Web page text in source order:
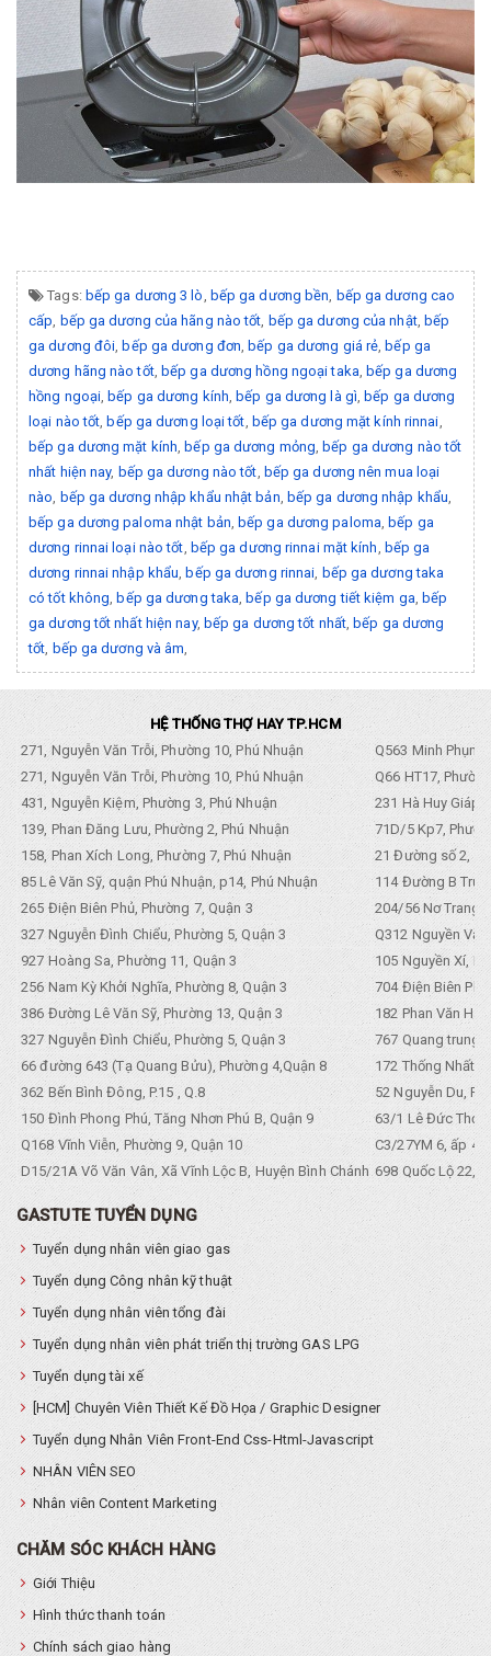
Tags: bếp ga dương 3 lò bếp ga dương bền
bếp ga dương cao
cấp
bếp ga dương của hãng nào tốt bếp ga dương của nhật, bếp
ga dương đôi bếp ga dương đơn bếp ga dương giá rẻ bếp ga
dương hãng nào tốt, bếp ga dương hồng ngoại taka bếp ga dương
hồng ngoại bếp ga dương kính bếp ga dương là gì bếp ga dương
loại nào tốt bếp ga dương loại tốt bếp ga dương mặt kính rinnai
bếp ga dương mặt kính bếp ga dương mỏng bếp ga dương nào tốt
nhất hiện nay, bếp ga dương nào tốt bếp ga dương nên mua loại
nào
bếp ga dương nhập khẩu nhật bản bếp ga dương nhập khẩu
bếp ga dương paloma nhật bản bếp ga dương paloma bếp ga
dương rinnai loại nào tốt bếp ga dương rinnai mặt kính
bếp ga
dương rinnai nhập khẩu bếp ga dương rinnai bếp ga dương taka
có tốt không bếp ga dương taka bếp ga dương tiết kiệm ga bếp
ga dương tốt nhất hiện nay, bếp ga dương tốt nhất, bếp ga dương
tốt bếp ga dương và âm
HỆ THỐNG THỢ HAY TP.HCM
271, Nguyễn Văn Trỗi, Phường 10, Phú Nhuận
Q563 Minh
271, Nguyễn Văn Trỗi, Phường 10, Phú Nhuận
Q66 HT17,
431, Nguyễn Kiệm, Phường 3, Phú Nhuận
231 Hà Huy Giáp,
139, Phan Đăng Lưu, Phường 2, Phú Nhuận
71D/5 Kp7,
158, Phan Xích Long, Phường 7, Phú Nhuận
21 Đường số 2,
85 Lê Văn Sỹ, quận Phú Nhuận, p14, Phú Nhuận
114 Đường B
265 Điện Biên Phủ, Phường 7, Quận 3
204/56 Nơ Trang
327 Nguyễn Đình Chiểu, Phường 5, Quận 3
Q312 Nguyền
927 Hoàng Sa, Phường 11, Quận 3
105 Nguyền Xí,
256 Nam Kỳ Khởi Nghĩa, Phường 8, Quận 3
704 Điện Biên
386 Đường Lê Văn Sỹ, Phường 13, Quận 3
182 Phan Văn
327 Nguyễn Đình Chiểu, Phường 5, Quận 3
767 Quang trung,
66 đường 643 (Tạ Quang Bửu), Phường 4,Quận 8
172 Thống Nhất.
362 Bến Bình Đông, P.15 , Q.8
52 Nguyễn Du,
150 Đình Phong Phú, Tăng Nhơn Phú B, Quận 9
63/1 Lê Đức Thọ,
Q168 Vĩnh Viễn, Phường 9, Quận 10
C3/27YM 6, ấp 4,
D15/21A Võ Văn Vân, Xã Vĩnh Lộc B, Huyện Bình Chánh 698 Quốc Lộ 22,
GASTUTE TUYỂN DỤNG
Tuyển dụng nhân viên giao gas
Tuyển dụng Công nhân kỹ thuật
Tuyển dụng nhân viên tổng đài
Tuyển dụng nhân viên phát triển thị trường GAS LPG
Tuyển dụng tài xế
[HCM] Chuyên Viên Thiết Kế Đồ Họa / Graphic Designer
Tuyển dụng Nhân Viên Front-End Css-Html-Javascript
NHÂN VIÊN SEO
Nhân viên Content Marketing
CHĂM SÓC KHÁCH HÀNG
Giới Thiệu
Hình thức thanh toán
Chính sách giao hàng